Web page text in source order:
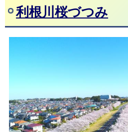
利根川桜づつみ